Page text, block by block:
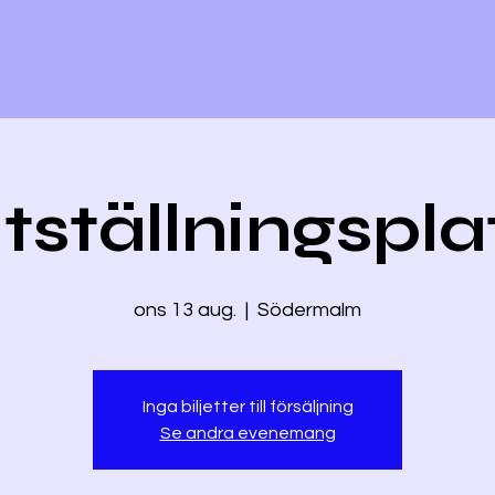
ons 13 aug.
  |
Södermalm
Inga biljetter till försäljning
Se andra evenemang